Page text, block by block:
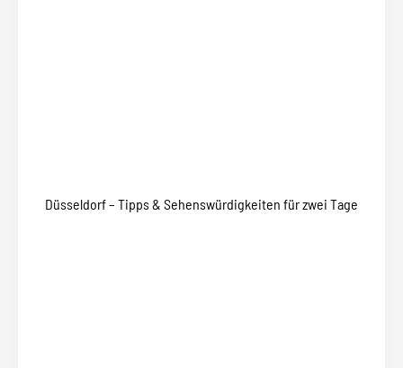
Düsseldorf – Tipps & Sehenswürdigkeiten für zwei Tage